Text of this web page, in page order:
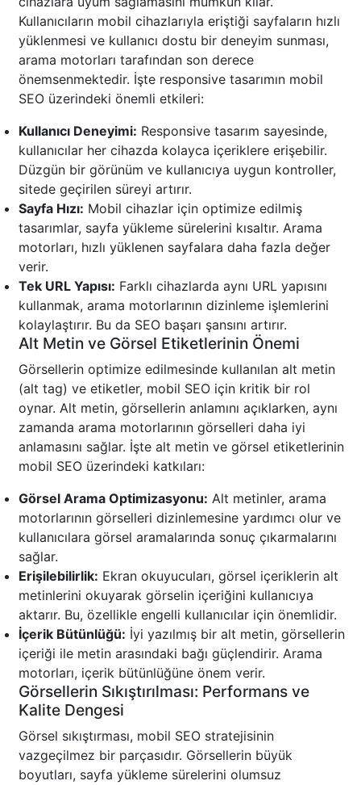
Kullanıcıların mobil cihazlarıyla eriştiği sayfaların hızlı
yüklenmesi ve kullanıcı dostu bir deneyim sunması,
arama motorları tarafından son derece
önemsenmektedir. İşte responsive tasarımın mobil
SEO üzerindeki önemli etkileri:
Kullanıcı Deneyimi: Responsive tasarım sayesinde,
kullanıcılar her cihazda kolayca içeriklere erişebilir.
Düzgün bir görünüm ve kullanıcıya uygun kontroller,
sitede geçirilen süreyi artırır.
Sayfa Hızı: Mobil cihazlar için optimize edilmiş
tasarımlar, sayfa yükleme sürelerini kısaltır. Arama
motorları, hızlı yüklenen sayfalara daha fazla değer
verir.
Tek URL Yapısı: Farklı cihazlarda aynı URL yapısını
kullanmak, arama motorlarının dizinleme işlemlerini
kolaylaştırır. Bu da SEO başarı şansını artırır.
Alt Metin ve Görsel Etiketlerinin Önemi
Görsellerin optimize edilmesinde kullanılan alt metin
(alt tag) ve etiketler, mobil SEO için kritik bir rol
oynar. Alt metin, görsellerin anlamını açıklarken, aynı
zamanda arama motorlarının görselleri daha iyi
anlamasını sağlar. İşte alt metin ve görsel etiketlerinin
mobil SEO üzerindeki katkıları:
Görsel Arama Optimizasyonu: Alt metinler, arama
motorlarının görselleri dizinlemesine yardımcı olur ve
kullanıcılara görsel aramalarında sonuç çıkarmalarını
sağlar.
Erişilebilirlik: Ekran okuyucuları, görsel içeriklerin alt
metinlerini okuyarak görselin içeriğini kullanıcıya
aktarır. Bu, özellikle engelli kullanıcılar için önemlidir.
İçerik Bütünlüğü: İyi yazılmış bir alt metin, görsellerin
içeriği ile metin arasındaki bağı güçlendirir. Arama
motorları, içerik bütünlüğüne önem verir.
Görsellerin Sıkıştırılması: Performans ve
Kalite Dengesi
Görsel sıkıştırması, mobil SEO stratejisinin
vazgeçilmez bir parçasıdır. Görsellerin büyük
boyutları, sayfa yükleme sürelerini olumsuz